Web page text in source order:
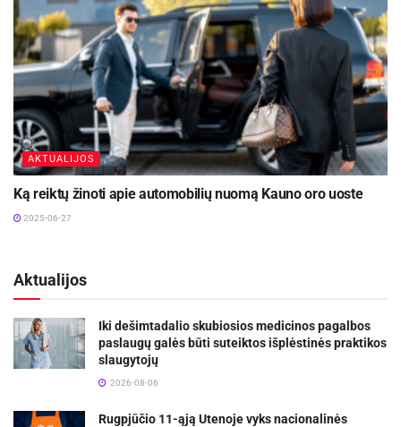
AKTUALIJOS
Ką reiktų žinoti apie automobilių nuomą Kauno oro uoste
2025-06-27
Aktualijos
Iki dešimtadalio skubiosios medicinos pagalbos
paslaugų galės būti suteiktos išplėstinės praktikos
slaugytojų
2026-08-06
Rugpjūčio 11-ąją Utenoje vyks nacionalinės